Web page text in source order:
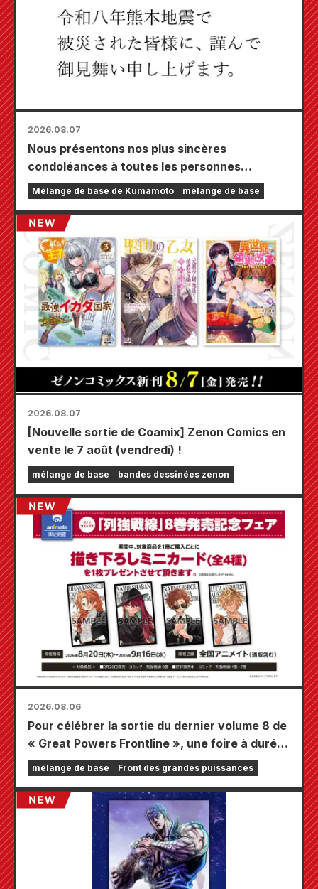
2026.08.07
Nous présentons nos plus sincères
condoléances à toutes les personnes
touchées par le tremblement de terre de
Kumamoto de 2026.
Mélange de base de Kumamoto mélange de base
2026.08.07
[Nouvelle sortie de Coamix] Zenon Comics en
vente le 7 août (vendredi) !
mélange de base bandes dessinées zenon
2026.08.06
Pour célébrer la sortie du dernier volume 8 de
« Great Powers Frontline », une foire à durée
limitée se tiendra dans les magasins Animate
à travers le pays à partir du 20 août, où vous
pourrez obtenir une mini-carte spécialement
dessinée (4 types au total) !
mélange de base Front des grandes puissances